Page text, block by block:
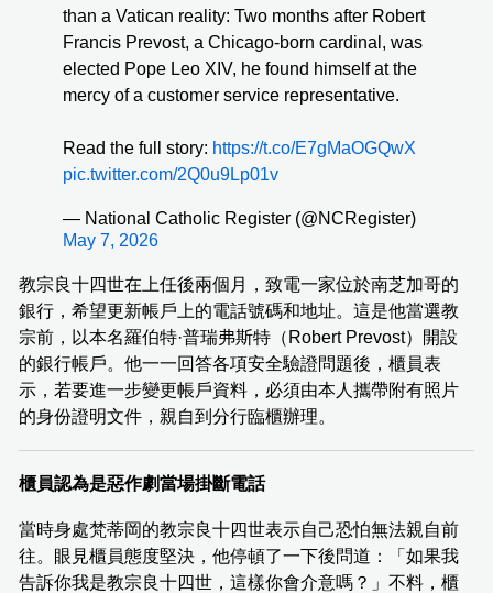
than a Vatican reality: Two months after Robert
Francis Prevost, a Chicago-born cardinal, was
elected Pope Leo XIV, he found himself at the
mercy of a customer service representative.
Read the full story: https://t.co/E7gMaOGQwX
pic.twitter.com/2Q0u9Lp01v
— National Catholic Register (@NCRegister)
May 7, 2026
教宗良十四世在上任後兩個月，致電一家位於南芝加哥的
銀行，希望更新帳戶上的電話號碼和地址。這是他當選教
宗前，以本名羅伯特·普瑞弗斯特（Robert Prevost）開設
的銀行帳戶。他一一回答各項安全驗證問題後，櫃員表
示，若要進一步變更帳戶資料，必須由本人攜帶附有照片
的身份證明文件，親自到分行臨櫃辦理。
櫃員認為是惡作劇當場掛斷電話
當時身處梵蒂岡的教宗良十四世表示自己恐怕無法親自前
往。眼見櫃員態度堅決，他停頓了一下後問道：「如果我
告訴你我是教宗良十四世，這樣你會介意嗎？」不料，櫃